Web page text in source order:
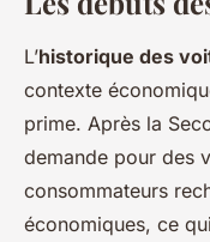
L’historique des
contexte
prime. Après la
demande pour des
consommateurs
économiques, ce